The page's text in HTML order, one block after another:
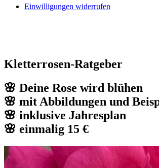
Einwilligungen widerrufen
Kletterrosen-Ratgeber
🌸 Deine Rose wird blühen
🌸 mit Abbildungen und
🌸 inklusive Jahresplan
🌸 einmalig 15 €